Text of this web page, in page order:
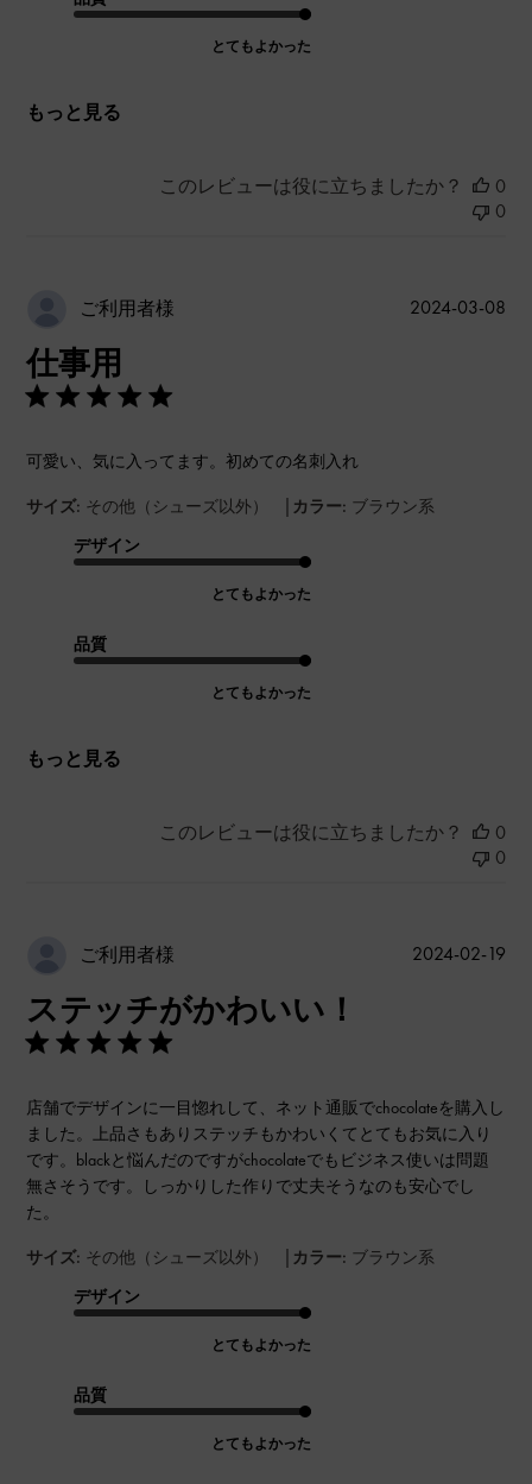
とてもよかった
もっと見る
このレビューは役に立ちましたか？
0
0
ご利用者様
仕事用
可愛い、気に入ってます。初めての名刺入れ
サイズ: その他（シューズ以外） | カラー: ブラウン系
デザイン
とてもよかった
品質
とてもよかった
もっと見る
公
2024-03-08
このレビューは役に立ちましたか？
0
0
ご利用者様
ステッチがかわいい！
店舗でデザインに一目惚れして、ネット通販でchocolateを購入し
ました。上品さもありステッチもかわいくてとてもお気に入り
です。blackと悩んだのですがchocolateでもビジネス使いは問題
無さそうです。しっかりした作りで丈夫そうなのも安心でし
た。
サイズ: その他（シューズ以外） | カラー: ブラウン系
デザイン
とてもよかった
品質
とてもよかった
公
2024-02-19